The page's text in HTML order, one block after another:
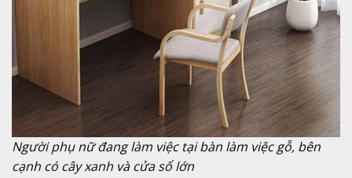
Người phụ nữ đang làm việc tại bàn làm việc gỗ, bên
cạnh có cây xanh và cửa sổ lớn